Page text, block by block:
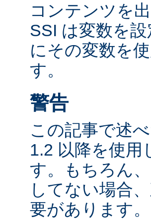
コンテンツを
SSI は変数を
にその変数を
す。
警告
この記事で述
1.2 以降を使用
す。もちろん
してない場合
要があります